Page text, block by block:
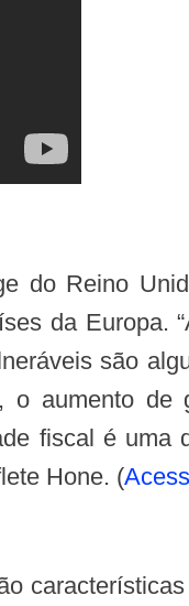
da Europa.
são
aumento
fiscal é
Hone. (